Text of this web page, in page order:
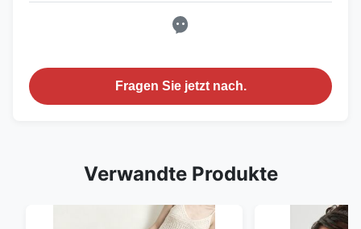
Fragen Sie jetzt nach.
Verwandte Produkte